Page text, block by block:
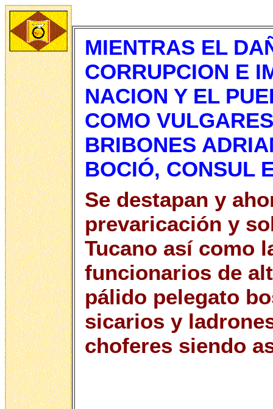
MIENTRAS EL
CORRUPCION E
NACION Y EL
COMO
BRIBONES
BOCIÓ, CONSUL
Se destapan y
prevaricación y
Tucano así como
funcionarios de
pálido pelegato
sicarios y
choferes siendo